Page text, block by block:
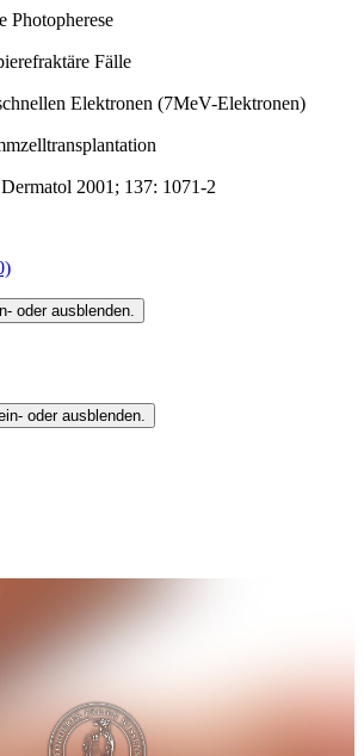
Photopherese
Fälle
Elektronen (7MeV-Elektronen)
2001; 137: 1071-2
oder ausblenden.
oder ausblenden.